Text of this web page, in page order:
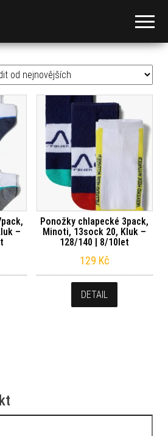
od nejnovějších
–
Ponožky chlapecké 3pack,
Minoti, 13sock 20, Kluk –
128/140 | 8/10let
129 Kč
DETAIL